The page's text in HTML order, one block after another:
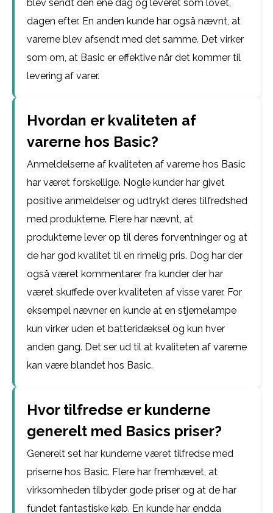
blev sendt den ene dag og leveret som lovet,
dagen efter. En anden kunde har også nævnt, at
varerne blev afsendt med det samme. Det virker
som om, at Basic er effektive når det kommer til
levering af varer.
Hvordan er kvaliteten af
varerne hos Basic?
Anmeldelserne af kvaliteten af varerne hos Basic
har været forskellige. Nogle kunder har givet
positive anmeldelser og udtrykt deres tilfredshed
med produkterne. Flere har nævnt, at
produkterne lever op til deres forventninger og at
de har god kvalitet til en rimelig pris. Dog har der
også været kommentarer fra kunder der har
været skuffede over kvaliteten af visse varer. For
eksempel nævner en kunde at en stjernelampe
kun virker uden et batteridæksel og kun hver
anden gang. Det ser ud til at kvaliteten af varerne
kan være blandet hos Basic.
Hvor tilfredse er kunderne
generelt med Basics priser?
Generelt set har kunderne været tilfredse med
priserne hos Basic. Flere har fremhævet, at
virksomheden tilbyder gode priser og at de har
fundet fantastiske køb. En kunde har endda